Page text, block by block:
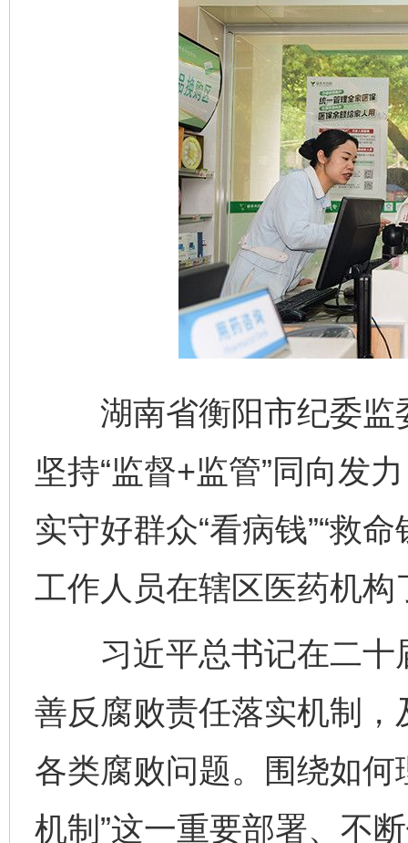
湖南省衡阳市纪委监
坚持“监督+监管”同向发
实守好群众“看病钱”“救
工作人员在辖区医药机
习近平总书记在二十
善反腐败责任落实机制
各类腐败问题。围绕如何
机制”这一重要部署、不